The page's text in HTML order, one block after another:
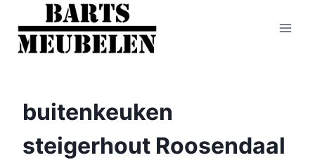
Doorgaan
naar
inhoud
buitenkeuken
steigerhout Roosendaal